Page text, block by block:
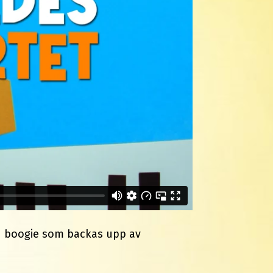
som backas upp av